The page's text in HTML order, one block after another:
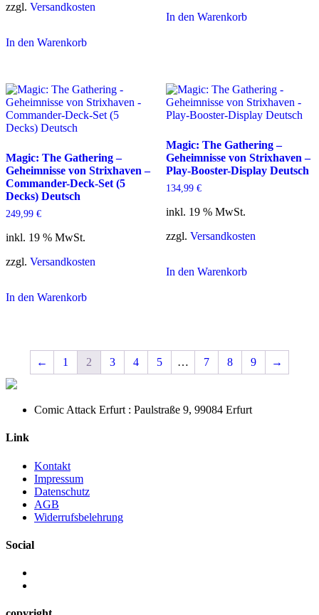
zzgl. Versandkosten
In den Warenkorb
In den Warenkorb
Magic: The Gathering –
Geheimnisse von Strixhaven –
Commander-Deck-Set (5
Decks) Deutsch
249,99 €
inkl. 19 % MwSt.
zzgl. Versandkosten
In den Warenkorb
Magic: The Gathering –
Geheimnisse von Strixhaven –
Play-Booster-Display Deutsch
134,99 €
inkl. 19 % MwSt.
zzgl. Versandkosten
In den Warenkorb
← 1 2 3 4 5 … 7 8 9 →
Comic Attack Erfurt : Paulstraße 9, 99084 Erfurt
Link
Kontakt
Impressum
Datenschutz
AGB
Widerrufsbelehrung
Social